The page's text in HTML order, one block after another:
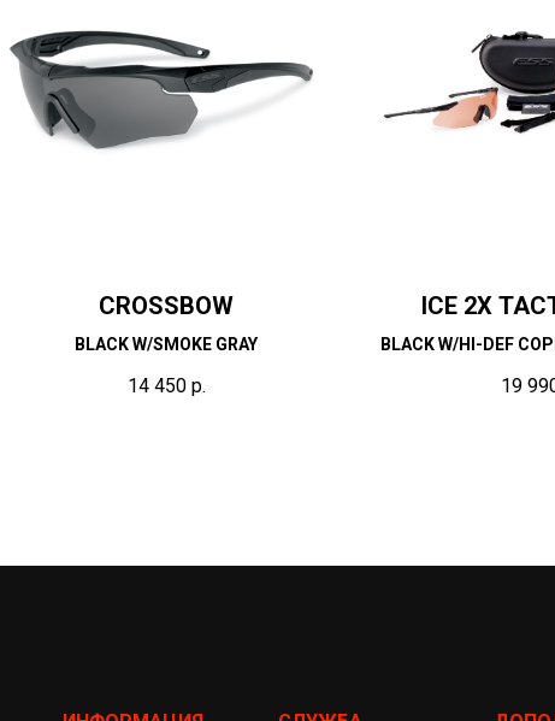
CROSSBOW
BLACK W/SMOKE GRAY
14 450 р.
ICE 2X
BLACK W/HI-DEF
19